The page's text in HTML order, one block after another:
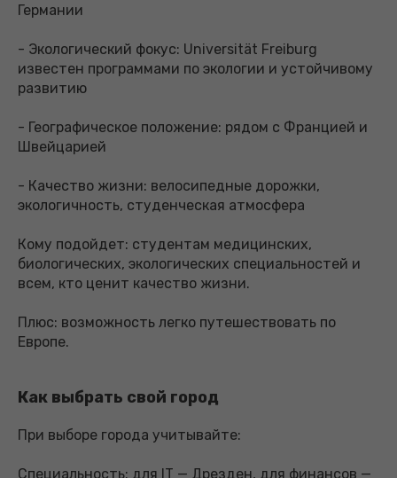
Германии
- Экологический фокус: Universität Freiburg
известен программами по экологии и устойчивому
развитию
- Географическое положение: рядом с Францией и
Швейцарией
- Качество жизни: велосипедные дорожки,
экологичность, студенческая атмосфера
Кому подойдет: студентам медицинских,
биологических, экологических специальностей и
всем, кто ценит качество жизни.
Плюс: возможность легко путешествовать по
Европе.
Как выбрать свой город
При выборе города учитывайте:
Специальность: для IT — Дрезден, для финансов —